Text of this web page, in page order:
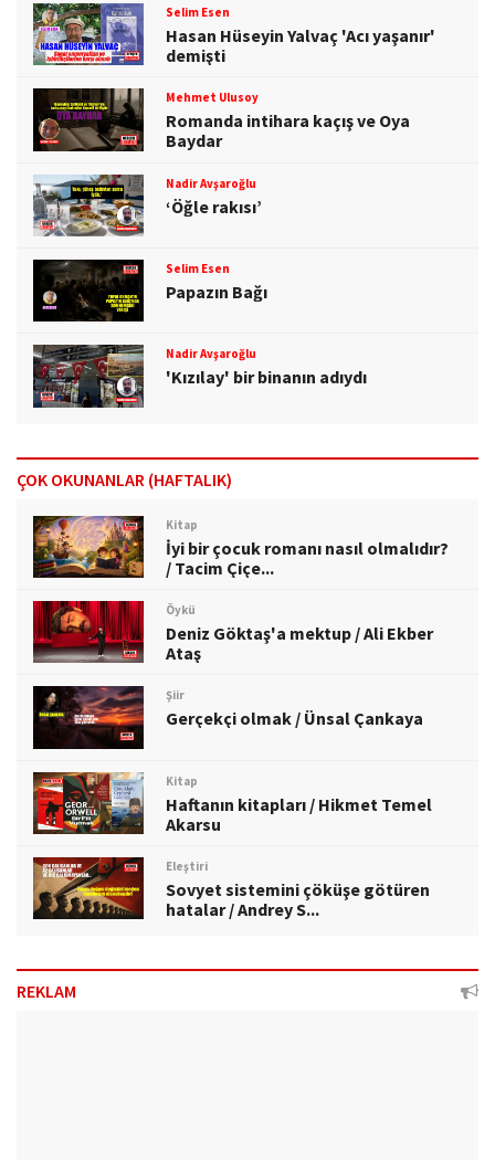
Selim Esen
Hasan Hüseyin Yalvaç 'Acı yaşanır'
demişti
Mehmet Ulusoy
Romanda intihara kaçış ve Oya
Baydar
Nadir Avşaroğlu
‘Öğle rakısı’
Selim Esen
Papazın Bağı
Nadir Avşaroğlu
'Kızılay' bir binanın adıydı
ÇOK OKUNANLAR (HAFTALIK)
Kitap
İyi bir çocuk romanı nasıl olmalıdır?
/ Tacim Çiçe...
Öykü
Deniz Göktaş'a mektup / Ali Ekber
Ataş
Şiir
Gerçekçi olmak / Ünsal Çankaya
Kitap
Haftanın kitapları / Hikmet Temel
Akarsu
Eleştiri
Sovyet sistemini çöküşe götüren
hatalar / Andrey S...
REKLAM